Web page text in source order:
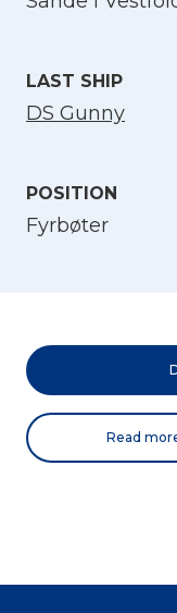
LAST SHIP
DS Gunny
POSITION
Fyrbøter
Read
Norsk bokmål